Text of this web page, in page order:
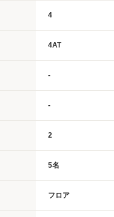
4
4AT
-
-
2
5名
フロア